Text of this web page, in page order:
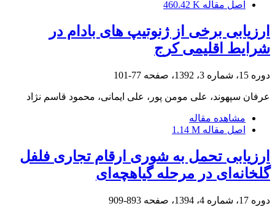
اصل مقاله 460.42 K
ارزیابی برخی از ژنوتیپ های بادام در
شرایط اقلیمی کرج
دوره 15، شماره 3، 1392، صفحه 77-101
عرفان سپهوند، علی مومن پور، علی ایمانی، محمود قاسم نژاد
مشاهده مقاله
اصل مقاله 1.14 M
ارزیابی تحمل به شوری ارقام تجاری فلفل
گلخانه‌ای در مرحله گیاهچه‌ای
دوره 17، شماره 4، 1394، صفحه 893-909